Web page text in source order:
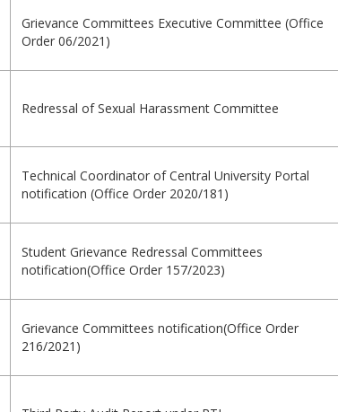
Grievance Committees Executive Committee (Office
Order 06/2021)
Redressal of Sexual Harassment Committee
Technical Coordinator of Central University Portal
notification (Office Order 2020/181)
Student Grievance Redressal Committees
notification(Office Order 157/2023)
Grievance Committees notification(Office Order
216/2021)